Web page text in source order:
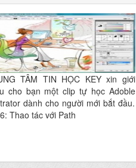
TÂM TIN HỌC KEY xin giới
cho bạn một clip tự học Adoble
dành cho người mới bắt đầu.
Thao tác với Path